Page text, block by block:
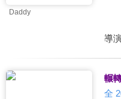
Daddy
導
輾
全